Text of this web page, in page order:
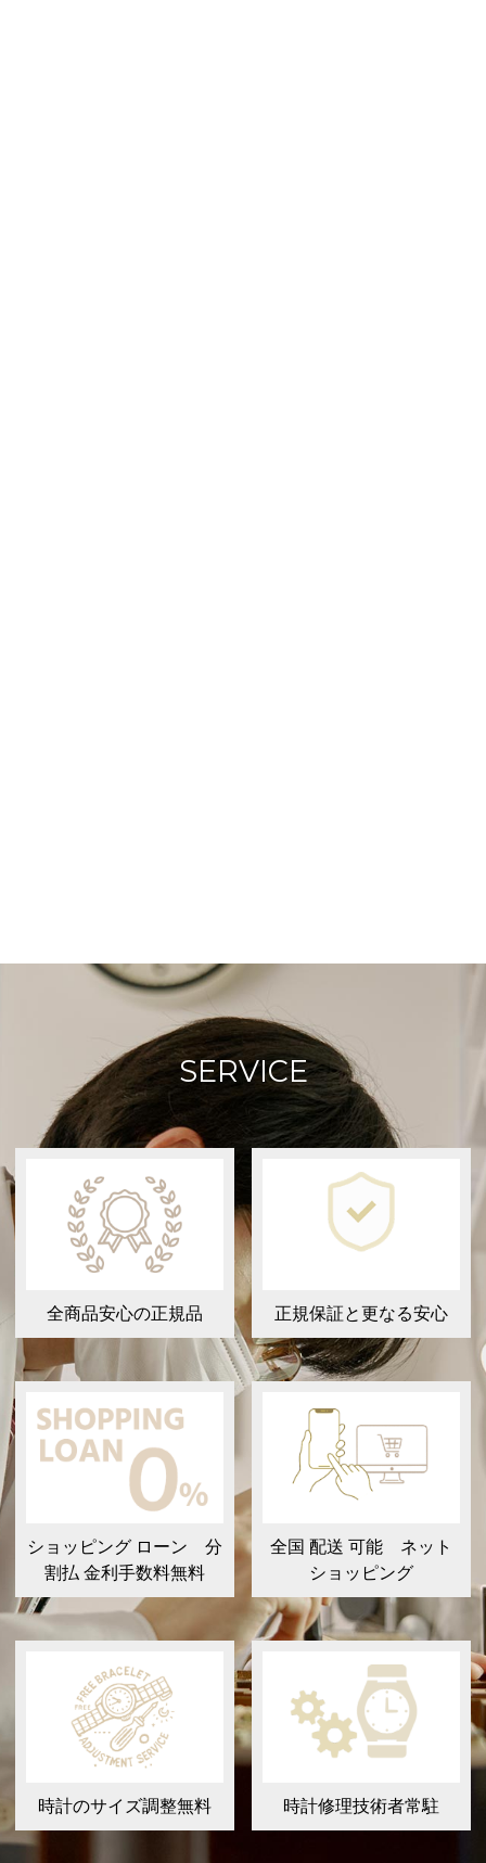
SERVICE
全商品安心の正規品 正規保証と更なる安心
ショッピング ローン 分
割払 金利手数料無料
全国 配送 可能 ネット
ショッピング
時計のサイズ調整無料 時計修理技術者常駐